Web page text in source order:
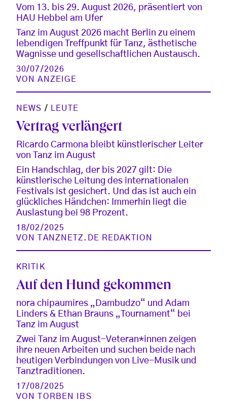
Vom 13. bis 29. August 2026, präsentiert von
HAU Hebbel am Ufer
Tanz im August 2026 macht Berlin zu einem
lebendigen Treffpunkt für Tanz, ästhetische
Wagnisse und gesellschaftlichen Austausch.
30/07/2026
VONANZEIGE
NEWS / LEUTE
Vertrag verlängert
Ricardo Carmona bleibt künstlerischer Leiter
von Tanz im August
Ein Handschlag, der bis 2027 gilt: Die
künstlerische Leitung des internationalen
Festivals ist gesichert. Und das ist auch ein
glückliches Händchen: Immerhin liegt die
Auslastung bei 98 Prozent.
18/02/2025
VON
TANZNETZ.DE REDAKTION
KRITIK
Auf den Hund gekommen
nora chipaumires „Dambudzo“ und Adam
Linders & Ethan Brauns „Tournament“ bei
Tanz im August
Zwei Tanz im August-Veteran*innen zeigen
ihre neuen Arbeiten und suchen beide nach
heutigen Verbindungen von Live-Musik und
Tanztraditionen.
17/08/2025
VON
TORBEN IBS